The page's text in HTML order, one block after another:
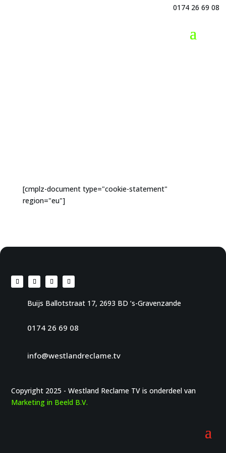
0174 26 69 08
[cmplz-document type="cookie-statement"
region="eu"]
Buijs Ballotstraat 17, 2693 BD ‘s-Gravenzande
0174 26 69 08
info@westlandreclame.tv
Copyright 2025 - Westland Reclame TV is onderdeel van
Marketing in Beeld B.V.